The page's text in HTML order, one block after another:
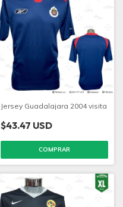
Jersey Guadalajara 2004 visita
$43.47 USD
COMPRAR